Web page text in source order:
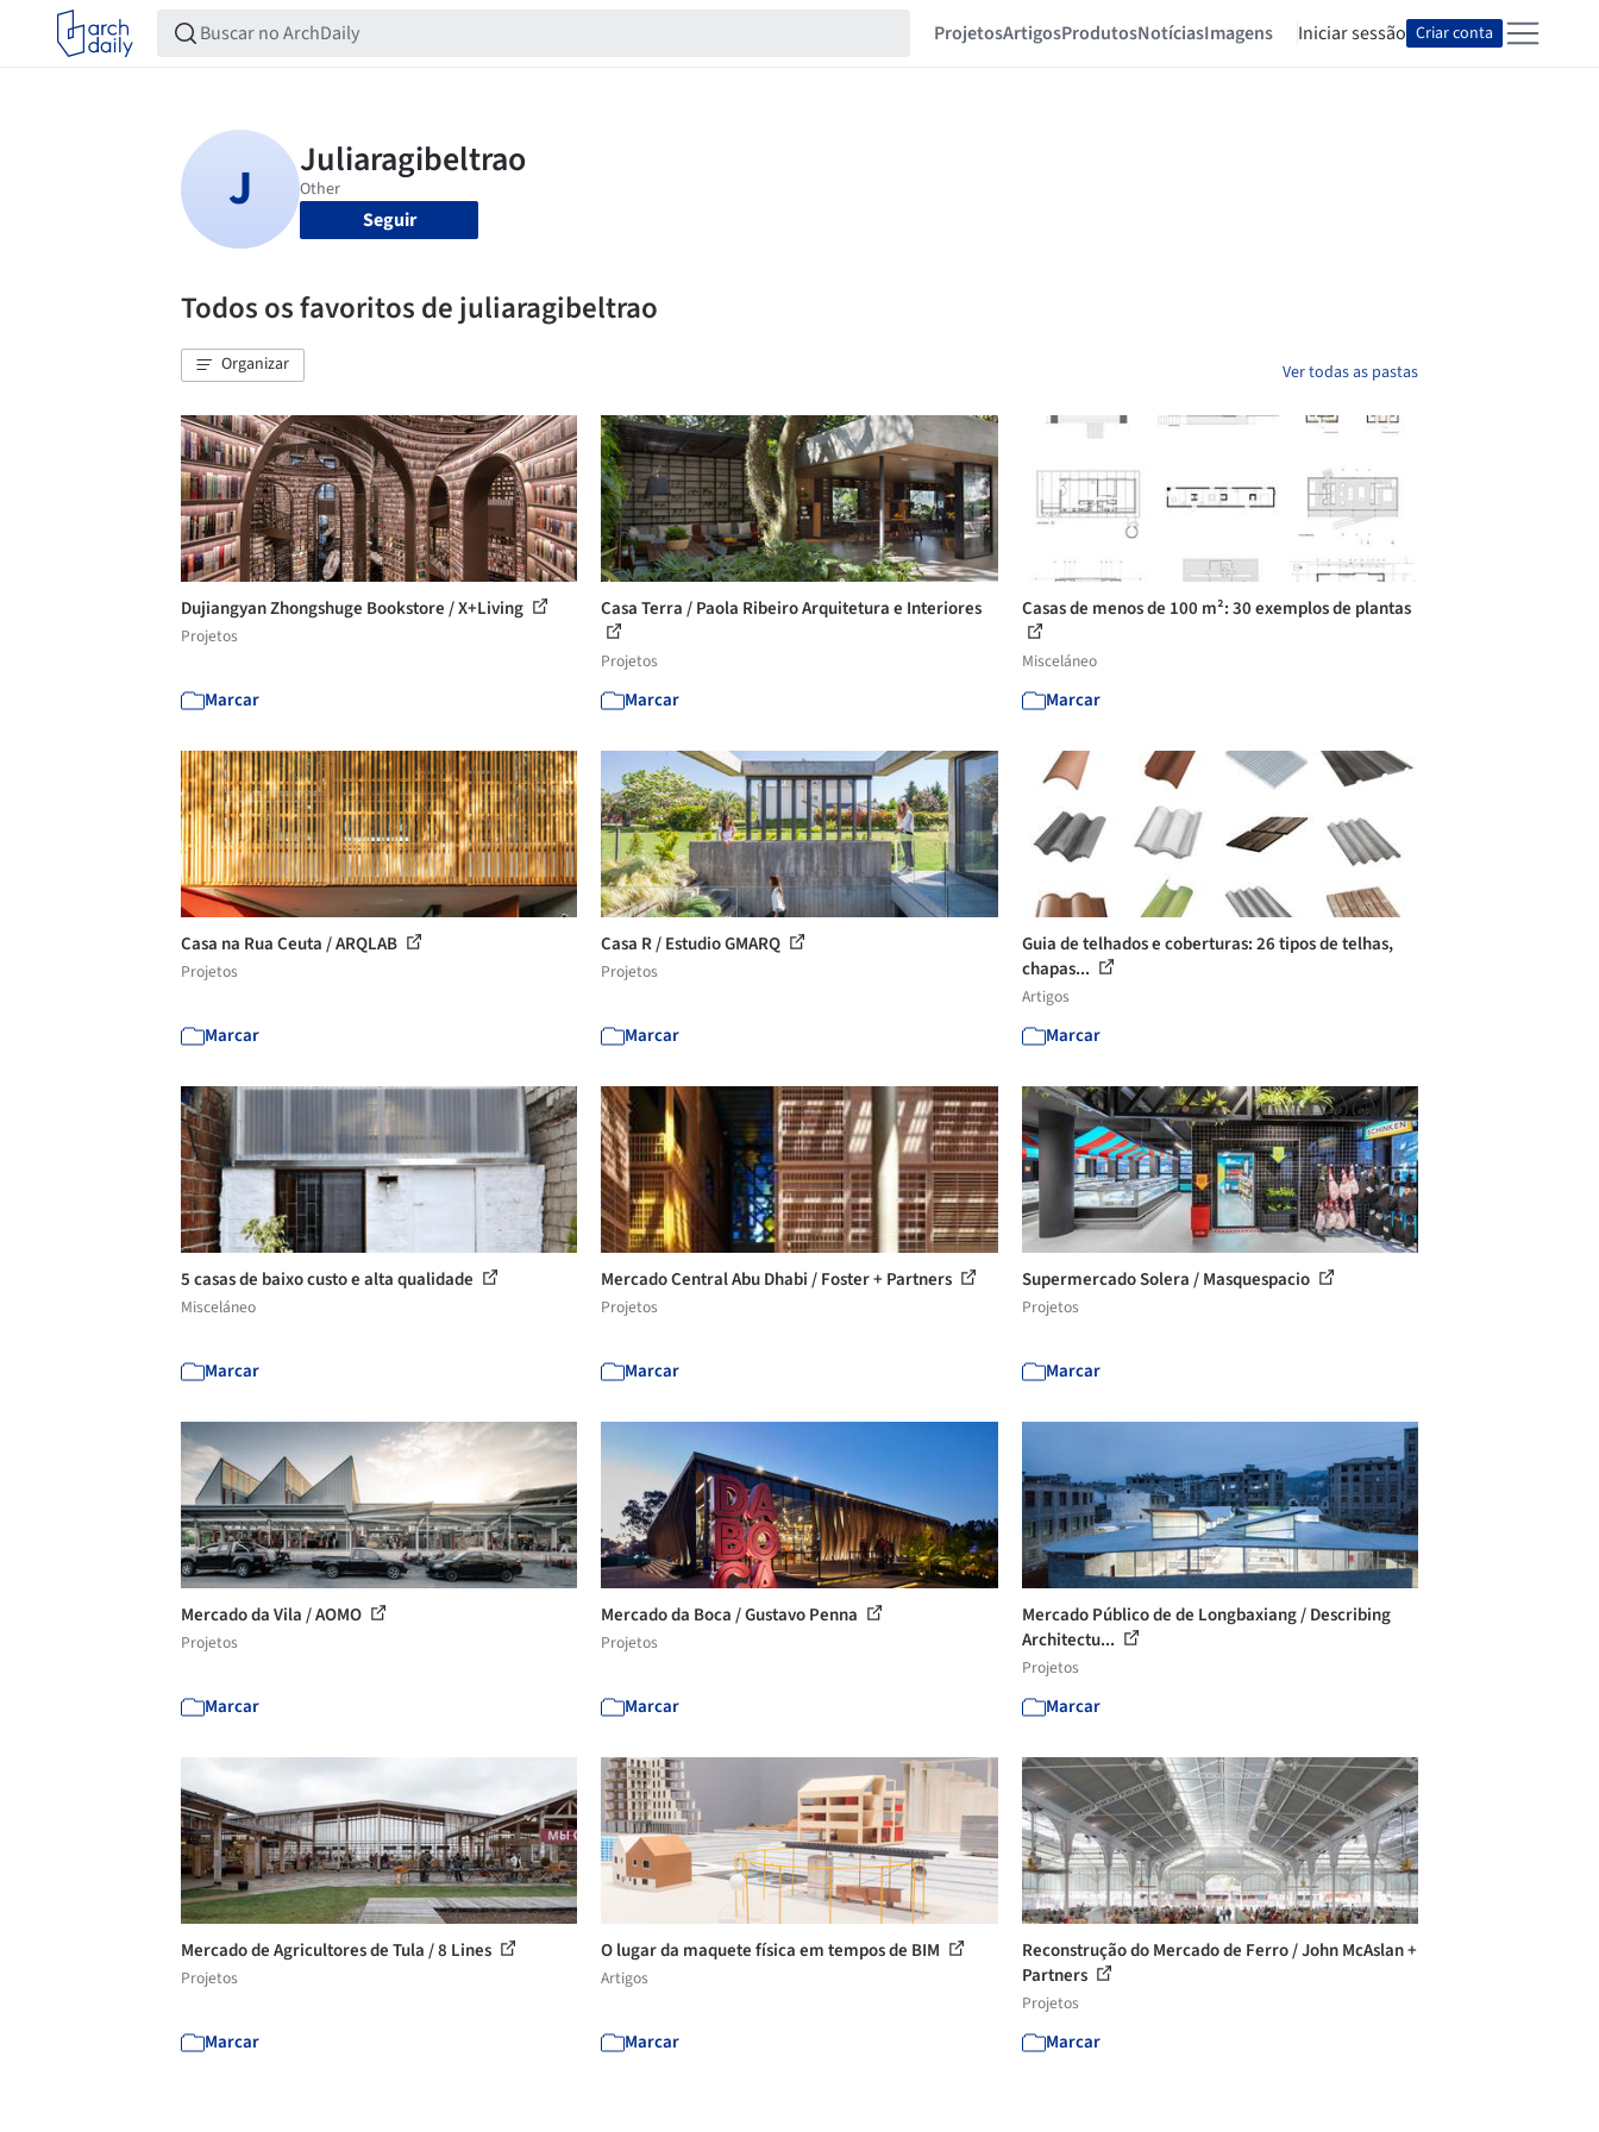
ProjetosArtigosProdutosNotíciasImagens Iniciar sessão Criar conta
Seguir
Todos os favoritos de juliaragibeltrao
Organizar Ver todas as pastas
Dujiangyan Zhongshuge Bookstore / X+Living
Projetos
Marcar
Casa Terra / Paola Ribeiro Arquitetura e Interiores
Projetos
Marcar
Casas de menos de 100 m²: 30 exemplos de plantas
Misceláneo
Marcar
Casa na Rua Ceuta / ARQLAB
Projetos
Marcar
Casa R / Estudio GMARQ
Projetos
Marcar
Guia de telhados e coberturas: 26 tipos de telhas,
chapas...
Artigos
Marcar
5 casas de baixo custo e alta qualidade
Misceláneo
Marcar
Mercado Central Abu Dhabi / Foster + Partners
Projetos
Marcar
Supermercado Solera / Masquespacio
Projetos
Marcar
Mercado da Vila / AOMO
Projetos
Marcar
Mercado da Boca / Gustavo Penna
Projetos
Marcar
Mercado Público de de Longbaxiang / Describing
Architectu...
Projetos
Marcar
Mercado de Agricultores de Tula / 8 Lines
Projetos
Marcar
O lugar da maquete física em tempos de BIM
Artigos
Marcar
Reconstrução do Mercado de Ferro / John McAslan +
Partners
Projetos
Marcar